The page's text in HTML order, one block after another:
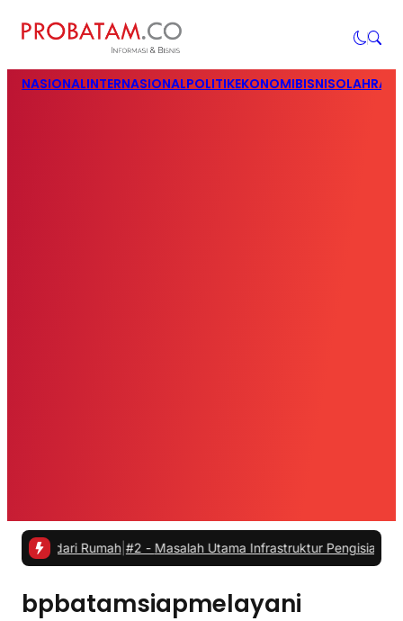
NASIONALINTERNASIONALPOLITIKEKONOMIBISNIS
Rumah|#2 -Masalah Utama Infrastruktur Pengisian Daya
bpbatamsiapmelayani